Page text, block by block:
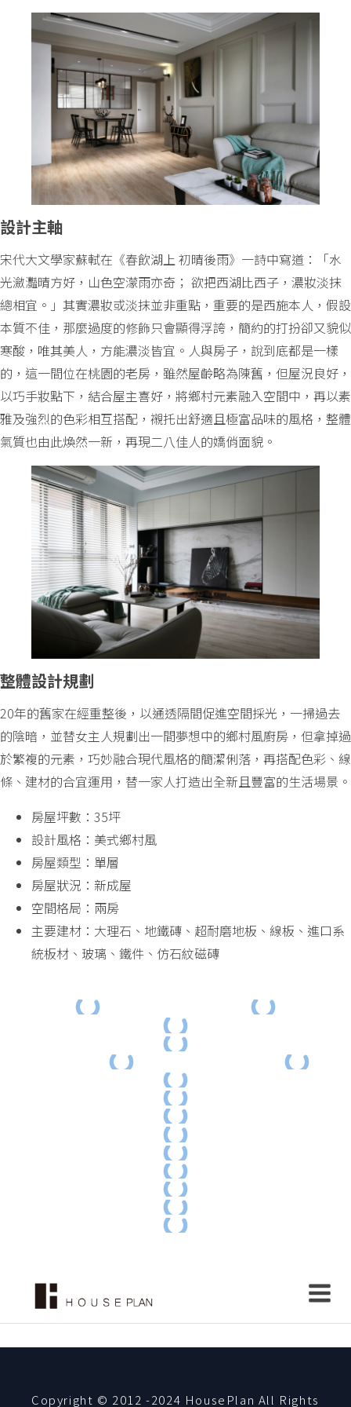
設計主軸
宋代大文學家蘇軾在《春飲湖上 初晴後雨》一詩中寫道：「水
光瀲灩晴方好，山色空濛雨亦奇； 欲把西湖比西子，濃妝淡抹
總相宜。」其實濃妝或淡抹並非重點，重要的是西施本人，假設
本質不佳，那麼過度的修飾只會顯得浮誇，簡約的打扮卻又貌似
寒酸，唯其美人，方能濃淡皆宜。人與房子，說到底都是一樣
的，這一間位在桃園的老房，雖然屋齡略為陳舊，但屋況良好，
以巧手妝點下，結合屋主喜好，將鄉村元素融入空間中，再以素
雅及強烈的色彩相互搭配，襯托出舒適且極富品味的風格，整體
氣質也由此煥然一新，再現二八佳人的嬌俏面貌。
整體設計規劃
20年的舊家在經重整後，以通透隔間促進空間採光，一掃過去
的陰暗，並替女主人規劃出一間夢想中的鄉村風廚房，但拿掉過
於繁複的元素，巧妙融合現代風格的簡潔俐落，再搭配色彩、線
條、建材的合宜運用，替一家人打造出全新且豐富的生活場景。
房屋坪數：35坪
設計風格：美式鄉村風
房屋類型：單層
房屋狀況：新成屋
空間格局：兩房
主要建材：大理石、地鐵磚、超耐磨地板、線板、進口系
統板材、玻璃、鐵件、仿石紋磁磚
Copyright © 2012 -2024 HousePlan All Rights